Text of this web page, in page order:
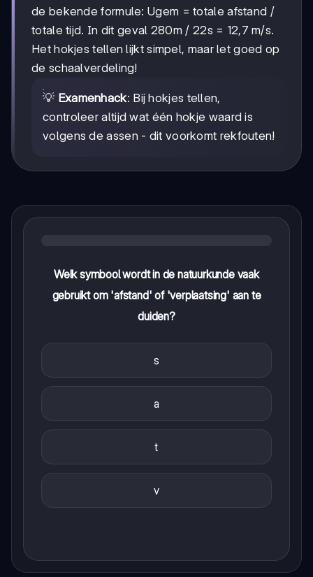
de bekende formule: Ugem = totale afstand /
totale tijd. In dit geval 280m / 22s = 12,7 m/s.
Het hokjes tellen lijkt simpel, maar let goed op
de schaalverdeling!
💡 Examenhack: Bij hokjes tellen,
controleer altijd wat één hokje waard is
volgens de assen - dit voorkomt rekfouten!
Welk symbool wordt in de natuurkunde vaak
gebruikt om 'afstand' of 'verplaatsing' aan te
duiden?
s
a
t
v